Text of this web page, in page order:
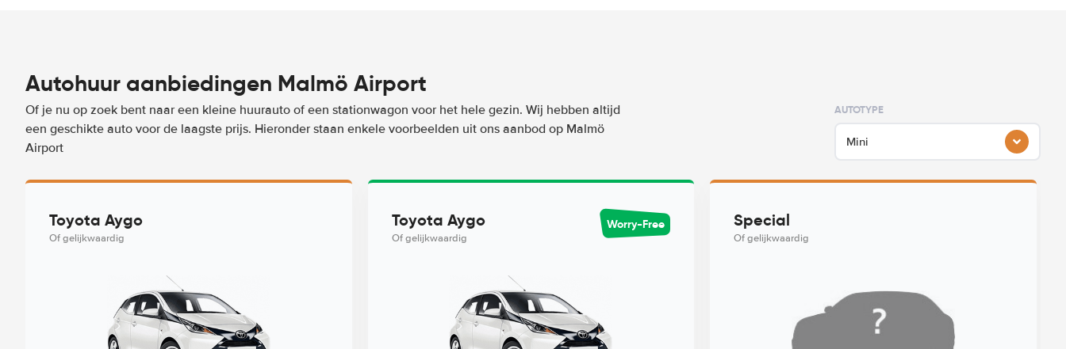
Autohuur aanbiedingen Malmö Airport
Of je nu op zoek bent naar een kleine huurauto of een stationwagon voor het hele gezin. Wij hebben altijd
een geschikte auto voor de laagste prijs. Hieronder staan enkele voorbeelden uit ons aanbod op Malmö
Airport
AUTOTYPE
Mini
Toyota Aygo
Of gelijkwaardig
Toyota Aygo
Of gelijkwaardig
Worry-Free Special
Of gelijkwaardig